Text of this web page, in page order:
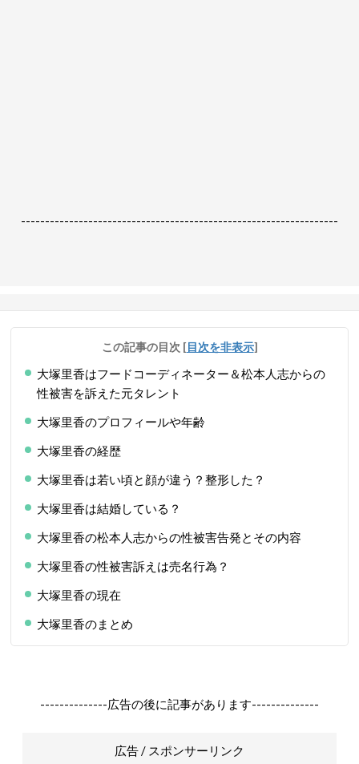
------------------------------------------------------------------
この記事の目次 [目次を非表示]
大塚里香はフードコーディネーター＆松本人志からの
性被害を訴えた元タレント
大塚里香のプロフィールや年齢
大塚里香の経歴
大塚里香は若い頃と顔が違う？整形した？
大塚里香は結婚している？
大塚里香の松本人志からの性被害告発とその内容
大塚里香の性被害訴えは売名行為？
大塚里香の現在
大塚里香のまとめ
--------------広告の後に記事があります--------------
広告 / スポンサーリンク